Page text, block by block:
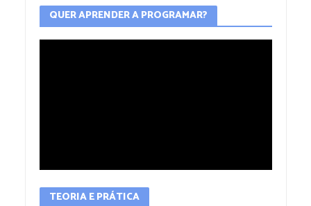
QUER APRENDER A PROGRAMAR?
TEORIA E PRÁTICA